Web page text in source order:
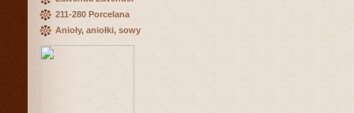
211-280 Porcelana
Anioły, aniołki, sowy